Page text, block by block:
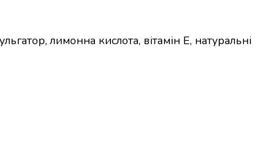
лимонна кислота, вітамін Е, натуральні